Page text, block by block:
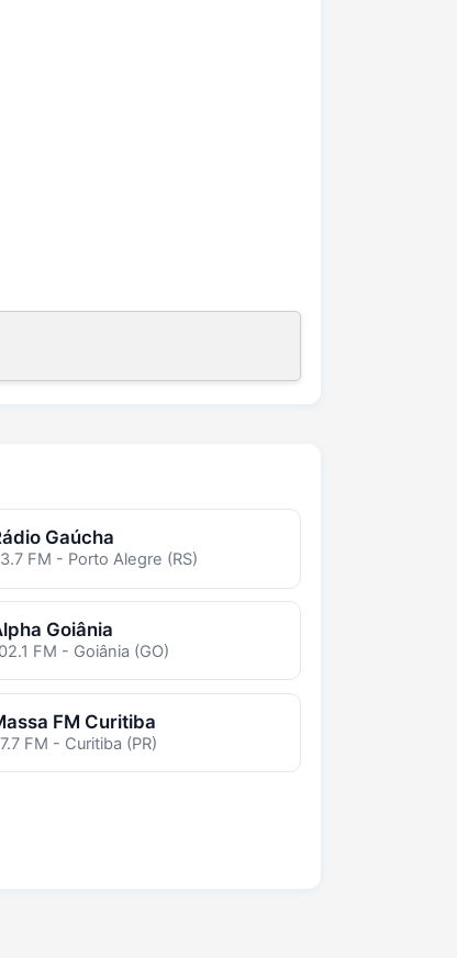
Gaúcha
FM - Porto Alegre (RS)
Goiânia
FM - Goiânia (GO)
FM Curitiba
FM - Curitiba (PR)